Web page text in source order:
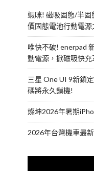
蝦咪! 磁吸固態/半固
價固態電池行動電源
唯快不破! enerpad
動電源，掀磁吸快充
三星 One UI 9新鎖
碼將永久鎖機!
燦坤2026年暑期
2026年台灣機車最